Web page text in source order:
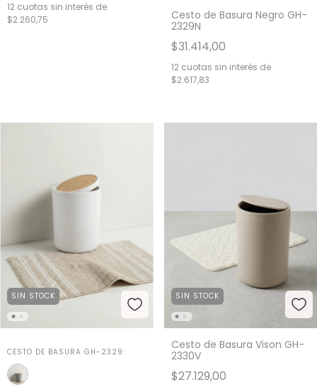
12 cuotas sin interés de
$2.260,75
Cesto de Basura Negro GH-
2329N
$31.414,00
12 cuotas sin interés de
$2.617,83
SIN STOCK
CESTO DE BASURA GH-2329:
SIN STOCK
Cesto de Basura Vison GH-
2330V
$27.129,00